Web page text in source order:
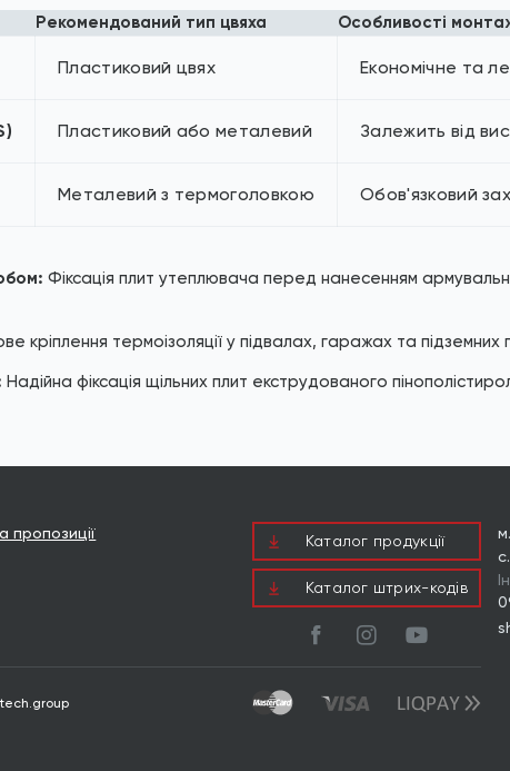
Рекомендований тип цвяха Особливості
Пластиковий цвях Економічне та
Пластиковий або металевий Залежить від
Металевий з термоголовкою Обов'язковий
Фіксація плит утеплювача перед нанесенням
кріплення термоізоляції у підвалах, гаражах та підземних
Надійна фіксація щільних плит екструдованого
пропозиції Каталог продукцiї
Каталог штрих-кодів